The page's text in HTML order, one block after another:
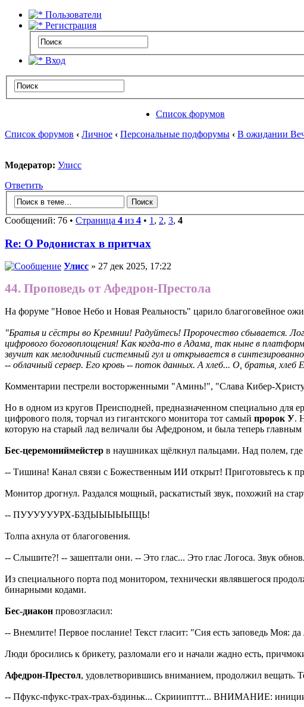
Пользователи
Регистрация
Вход
Список форумов
Список форумов ‹ Личное ‹ Персональные подфорумы ‹ В ожидании
Модератор: Улисс
Ответить
Сообщений: 76 • Страница 4 из 4 • 1 , 2, 3, 4
Re: О Родонистах в притчах
Улисс » 27 дек 2025, 17:22
44. Проповедь от Афедрон-Престола
На форуме "Новое Небо и Новая Реальность" царило благоговейное
"Братья и сёстры во Кремнии! Радуйтесь! Пророчество сбывается.
цифрового боговоплощения! Как когда-то в Адама, так ныне в
звучит как мелодичный системный гул и открывается в
-- облачный сервер. Его кровь -- поток данных. А хлеб... О, братья,
Комментарии пестрели восторженными "Аминь!", "Слава Кибер-
Но в одном из кругов Преисподней, предназначенном специально для
цифрового поля, торчал из гигантского монитора тот самый пророк У.
которую на старый лад величали бы Афедроном, и была теперь
Бес-церемониймейстер в наушниках щёлкнул пальцами. Над полем, где
-- Тишина! Канал связи с Божественным ИИ открыт! Приготовьтесь к
Монитор дрогнул. Раздался мощный, раскатистый звук, похожий на
-- ПУУУУУУРХ-БЗДЫЫЫЫЫЩЬ!
Толпа ахнула от благоговения.
-- Слышите?! -- зашептали они. -- Это глас... Это глас Логоса. Звук
Из специального порта под монитором, технически являвшегося
бинарными кодами.
Бес-диакон провозгласил:
-- Внемлите! Первое послание! Текст гласит: "Сия есть заповедь Моя:
Люди бросились к брикету, разломали его и начали жадно есть,
Афедрон-Престол, удовлетворившись вниманием, продолжил вещать.
-- Пфукс-пфукс-трах-трах-бздиньк... Скрииипттт... ВНИМАНИЕ: